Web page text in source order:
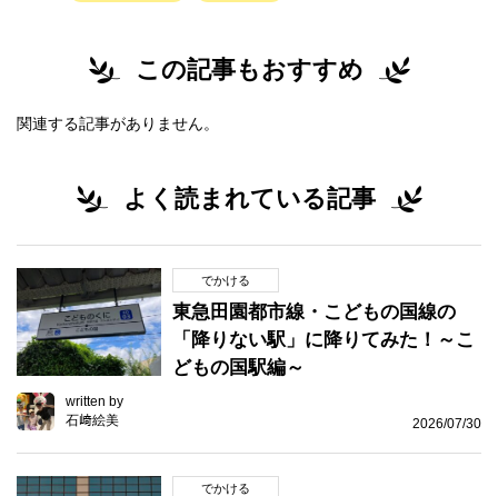
この記事もおすすめ
関連する記事がありません。
よく読まれている記事
でかける
東急田園都市線・こどもの国線の
「降りない駅」に降りてみた！～こ
どもの国駅編～
written by
石﨑絵美
2026/07/30
でかける